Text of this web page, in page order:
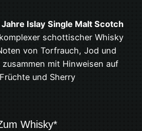
Jahre Islay Single Malt Scotch
schottischer Whisky
von Torfrauch, Jod und
zusammen mit Hinweisen auf
und Sherry
Whisky*